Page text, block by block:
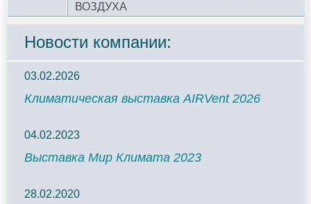
ВОЗДУХА
Новости компании:
03.02.2026
Климатическая выставка AIRVent 2026
04.02.2023
Выставка Мир Климата 2023
28.02.2020